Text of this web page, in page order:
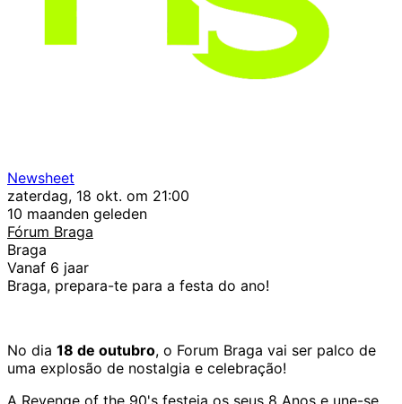
Newsheet
zaterdag, 18 okt. om 21:00
10 maanden geleden
Fórum Braga
Braga
Vanaf 6 jaar
Braga, prepara-te para a festa do ano!
No dia 18 de outubro, o Forum Braga vai ser palco de
uma explosão de nostalgia e celebração!
A Revenge of the 90's festeja os seus 8 Anos e une-se